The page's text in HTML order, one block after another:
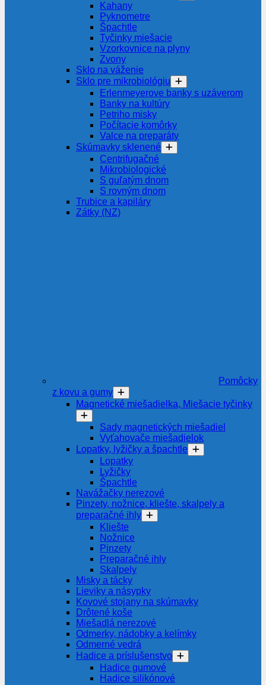
Kahany
Pyknometre
Špachtle
Tyčinky miešacie
Vzorkovnice na plyny
Zvony
Sklo na váženie
Sklo pre mikrobiológiu
Erlenmeyerove banky s uzáverom
Banky na kultúry
Petriho misky
Počítacie komôrky
Valce na preparáty
Skúmavky sklenené
Centrifugačné
Mikrobiologické
S guľatým dnom
S rovným dnom
Trubice a kapiláry
Zátky (NZ)
Pomôcky
z kovu a gumy
Magnetické miešadielka, Miešacie tyčinky
Sady magnetických miešadiel
Vyťahovače miešadielok
Lopatky, lyžičky a špachtle
Lopatky
Lyžičky
Špachtle
Navážačky nerezové
Pinzety, nožnice, kliešte, skalpely a
preparačné ihly
Kliešte
Nožnice
Pinzety
Preparačné ihly
Skalpely
Misky a tácky
Lieviky a násypky
Kovové stojany na skúmavky
Drôtené koše
Miešadlá nerezové
Odmerky, nádobky a kelímky
Odmerné vedrá
Hadice a príslušenstvo
Hadice gumové
Hadice silikónové